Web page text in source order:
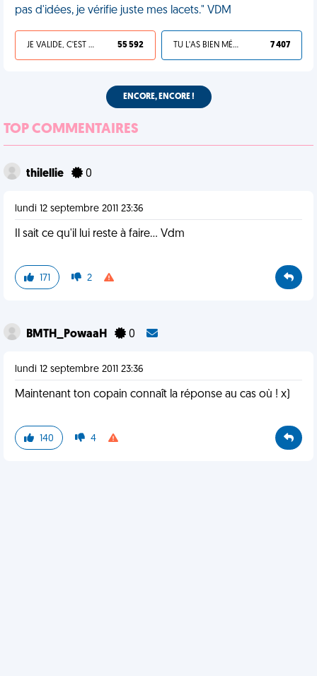
pas d'idées, je vérifie juste mes lacets." VDM
JE VALIDE, C'EST UNE VDM 55 592 TU L'AS BIEN MÉRITÉ 7 407
ENCORE, ENCORE !
TOP COMMENTAIRES
thilellie 0
lundi 12 septembre 2011 23:36
Il sait ce qu'il lui reste à faire... Vdm
171 2
BMTH_PowaaH 0
lundi 12 septembre 2011 23:36
Maintenant ton copain connaît la réponse au cas où ! x)
140 4